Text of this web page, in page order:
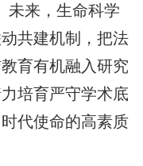
未来，生命科学
共建机制，把法
育有机融入研究
培育严守学术底
代使命的高素质